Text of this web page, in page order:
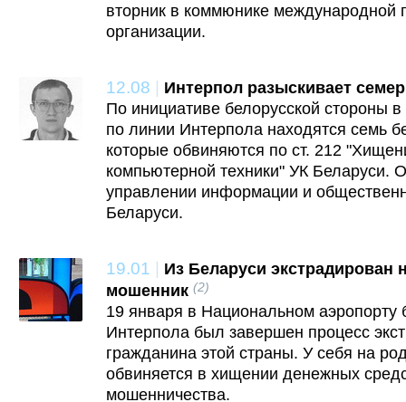
вторник в коммюнике международной
организации.
12.08 | Интерпол разыскивает
По инициативе белорусской стороны
по линии Интерпола находятся семь
которые обвиняются по ст. 212
компьютерной техники" УК Беларуси.
управлении информации и
Беларуси.
19.01 | Из Беларуси экстрадирован
мошенник (2)
19 января в Национальном аэропорту
Интерпола был завершен процесс
гражданина этой страны. У себя на
обвиняется в хищении денежных
мошенничества.